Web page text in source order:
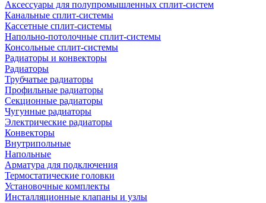
Аксессуары для полупромышленных сплит-систем
Канальные сплит-системы
Кассетные сплит-системы
Напольно-потолочные сплит-системы
Консольные сплит-системы
Радиаторы и конвекторы
Радиаторы
Трубчатые радиаторы
Профильные радиаторы
Секционные радиаторы
Чугунные радиаторы
Электрические радиаторы
Конвекторы
Внутрипольные
Напольные
Арматура для подключения
Термостатические головки
Установочные комплекты
Инсталляционные клапаны и узлы